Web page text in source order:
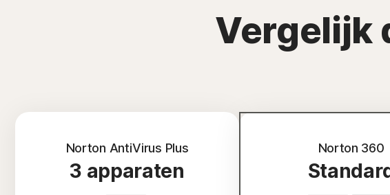
Vergelijk
Norton AntiVirus Plus
3 apparaten
Norton 360